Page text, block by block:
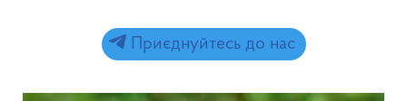
Приєднуйтесь до нас